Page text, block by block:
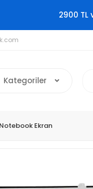
2900 TL
Kategoriler
Notebook Ekran